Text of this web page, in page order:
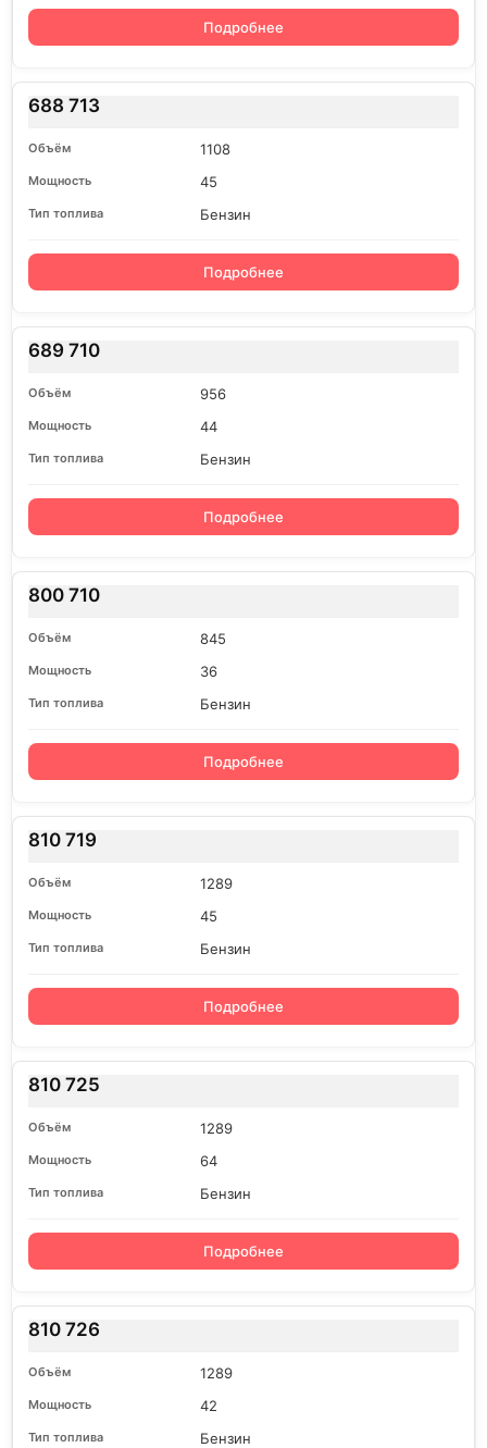
Подробнее
688 713
1108
45
Бензин
Подробнее
689 710
956
44
Бензин
Подробнее
800 710
845
36
Бензин
Подробнее
810 719
1289
45
Бензин
Подробнее
810 725
1289
64
Бензин
Подробнее
810 726
1289
42
Бензин